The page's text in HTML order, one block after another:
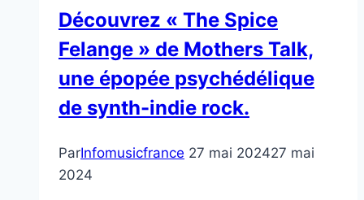
une
ballade
pop
alternative
envoûtante.
Découvrez « The Spice
Felange » de Mothers Talk,
une épopée psychédélique
de synth-indie rock.
ParInfomusicfrance 27 mai 202427 mai
2024